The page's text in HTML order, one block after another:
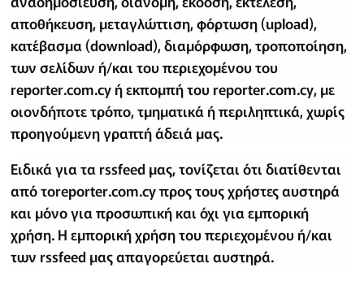
αποθήκευση, μεταγλώττιση, φόρτωση (upload),
κατέβασμα (download), διαμόρφωση, τροποποίηση,
των σελίδων ή/και του περιεχομένου του
reporter.com.cy ή εκπομπή του reporter.com.cy, με
οιονδήποτε τρόπο, τμηματικά ή περιληπτικά, χωρίς
προηγούμενη γραπτή άδειά μας.
Ειδικά για τα rssfeed μας, τονίζεται ότι διατίθενται
από τοreporter.com.cy προς τους χρήστες αυστηρά
και μόνο για προσωπική και όχι για εμπορική
χρήση. Η εμπορική χρήση του περιεχομένου ή/και
των rssfeed μας απαγορεύεται αυστηρά.